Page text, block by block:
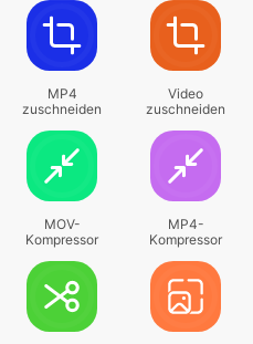
MP4
zuschneiden
Video
zuschneiden
MOV-
Kompressor
MP4-
Kompressor